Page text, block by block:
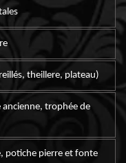
theillere, plateau)
ancienne, trophée de
potiche pierre et fonte